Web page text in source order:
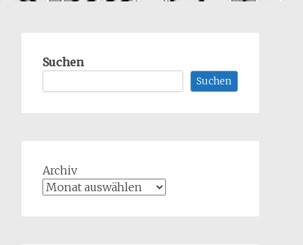
Suchen
Suchen
Archiv